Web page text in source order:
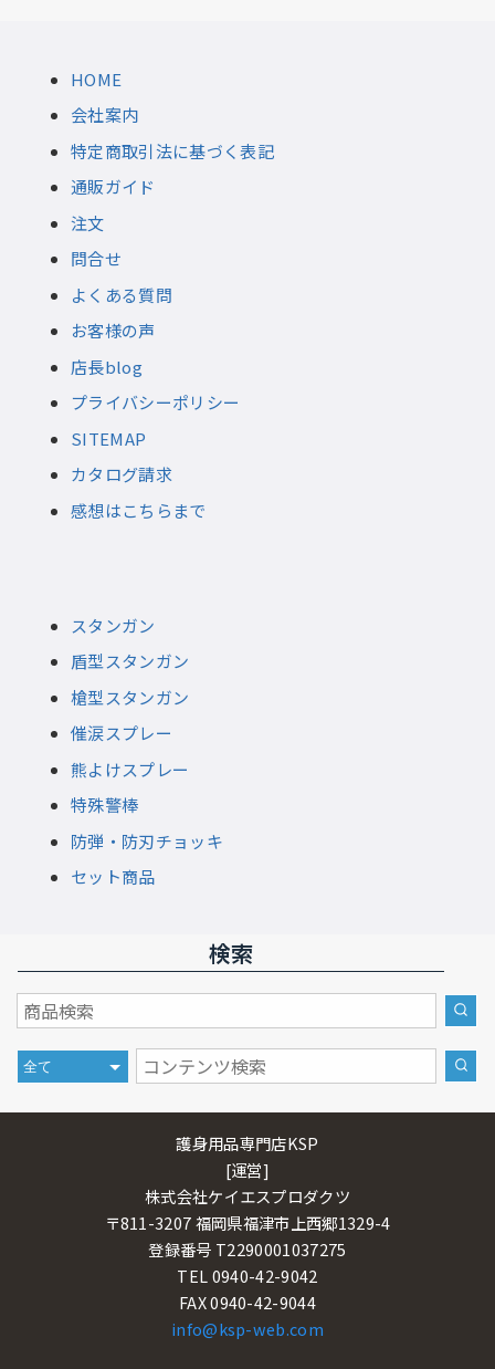
HOME
会社案内
特定商取引法に基づく表記
通販ガイド
注文
問合せ
よくある質問
お客様の声
店長blog
プライバシーポリシー
SITEMAP
カタログ請求
感想はこちらまで
スタンガン
盾型スタンガン
槍型スタンガン
催涙スプレー
熊よけスプレー
特殊警棒
防弾・防刃チョッキ
セット商品
検索
護身用品専門店KSP
[運営]
株式会社ケイエスプロダクツ
〒811-3207 福岡県福津市上西郷1329-4
登録番号 T2290001037275
TEL 0940-42-9042
FAX 0940-42-9044
info@ksp-web.com